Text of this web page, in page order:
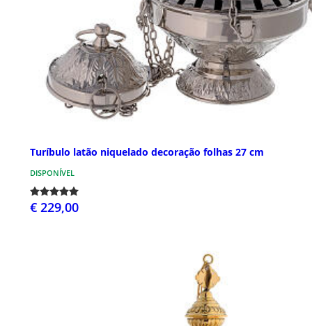
Turíbulo latão niquelado decoração folhas 27 cm
DISPONÍVEL
€ 229,00